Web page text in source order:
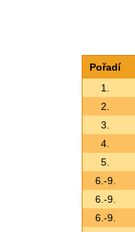
Pořadí
1.
2.
3.
4.
5.
6.-9.
6.-9.
6.-9.